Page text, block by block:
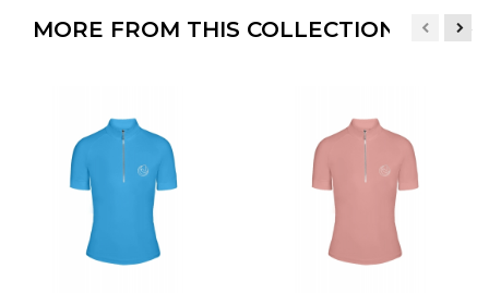
MORE FROM THIS COLLECTION